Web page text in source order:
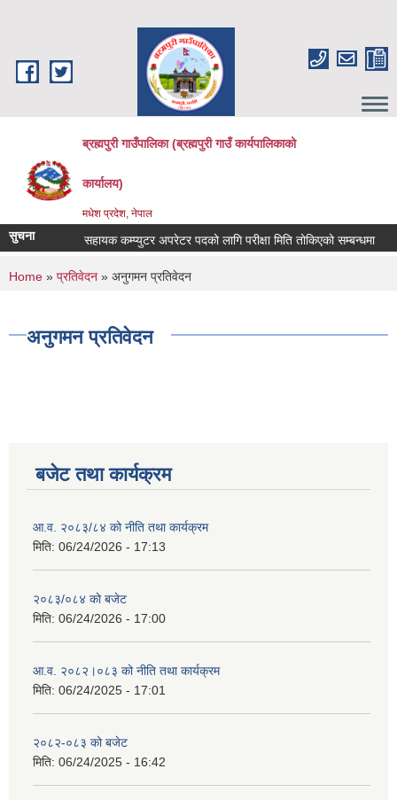
ब्रह्मपुरी गाउँपालिका (ब्रह्मपुरी गाउँ कार्यपालिकाको
कार्यालय)
मधेश प्रदेश, नेपाल
सुचना सहायक कम्प्युटर अपरेटर पदको लागि परीक्षा मिति तोकिएको सम्बन्धमा
You are here
Home » प्रतिवेदन » अनुगमन प्रतिवेदन
अनुगमन प्रतिवेदन
बजेट तथा कार्यक्रम
आ.व. २०८३/८४ को नीति तथा कार्यक्रम
मिति: 06/24/2026 - 17:13
२०८३/०८४ को बजेट
मिति: 06/24/2026 - 17:00
आ.व. २०८२।०८३ को नीति तथा कार्यक्रम
मिति: 06/24/2025 - 17:01
२०८२-०८३ को बजेट
मिति: 06/24/2025 - 16:42